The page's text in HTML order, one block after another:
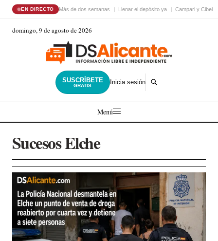
EN DIRECTO Más de dos semanas Llenar el depósito ya Campari y
domingo, 9 de agosto de 2026
SUSCRÍBETE
GRATIS Inicia sesión
Menú
Sucesos Elche